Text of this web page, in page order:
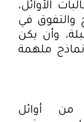
الأوائل،
والتفوق في
وأن يكن
ملهمة
من أوائل